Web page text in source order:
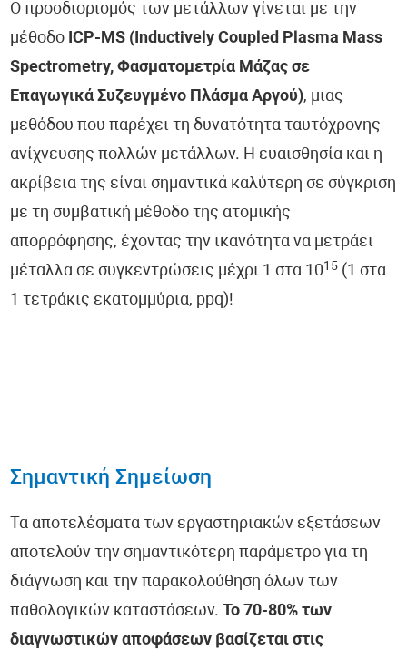
Ο προσδιορισμός των μετάλλων γίνεται με την
μέθοδο ICP-MS (Inductively Coupled Plasma Mass
Spectrometry, Φασματομετρία Μάζας σε
Επαγωγικά Συζευγμένο Πλάσμα Αργού), μιας
μεθόδου που παρέχει τη δυνατότητα ταυτόχρονης
ανίχνευσης πολλών μετάλλων. Η ευαισθησία και η
ακρίβεια της είναι σημαντικά καλύτερη σε σύγκριση
με τη συμβατική μέθοδο της ατομικής
απορρόφησης, έχοντας την ικανότητα να μετράει
μέταλλα σε συγκεντρώσεις μέχρι 1 στα 1015 (1 στα
1 τετράκις εκατομμύρια, ppq)!
Σημαντική Σημείωση
Τα αποτελέσματα των εργαστηριακών εξετάσεων
αποτελούν την σημαντικότερη παράμετρο για τη
διάγνωση και την παρακολούθηση όλων των
παθολογικών καταστάσεων. Το 70-80% των
διαγνωστικών αποφάσεων βασίζεται στις